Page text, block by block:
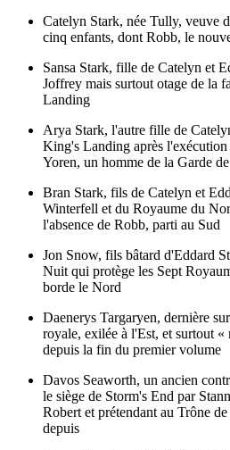
Catelyn Stark, née Tully, veuve
cinq enfants, dont Robb, le
Sansa Stark, fille de Catelyn et
Joffrey mais surtout otage de la
Landing
Arya Stark, l'autre fille de
King's Landing après l'exécution
Yoren, un homme de la Garde
Bran Stark, fils de Catelyn et
Winterfell et du Royaume du
l'absence de Robb, parti au Sud
Jon Snow, fils bâtard d'Eddard
Nuit qui protège les Sept
borde le Nord
Daenerys Targaryen, dernière
royale, exilée à l'Est, et surtout «
depuis la fin du premier volume
Davos Seaworth, un ancien
le siège de Storm's End par
Robert et prétendant au Trône
depuis